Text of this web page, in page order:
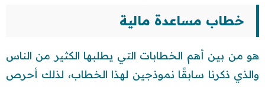
خطاب مساعدة مالية
هو من بين أهم الخطابات التي يطلبها الكثير من الناس
والذي ذكرنا سابقًا نموذجين لهذا الخطاب، لذلك أحرص